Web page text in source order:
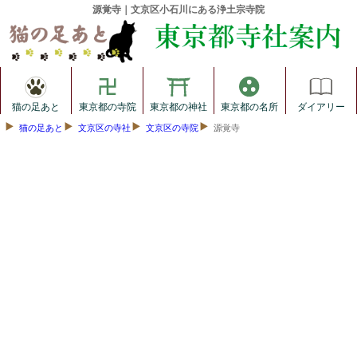
源覚寺｜文京区小石川にある浄土宗寺院
猫の足あと 東京都の寺院 東京都の神社 東京都の名所 ダイアリー
猫の足あと 文京区の寺社 文京区の寺院 源覚寺